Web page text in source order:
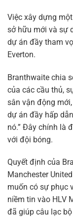
Việc xây dựng
sở hữu mới và sự
dự án đầy tham
Everton.
Branthwaite chia
của các cầu thủ,
sân vận động
dự án đầy hấp
nó.” Đây chính là
với đội bóng.
Quyết định của
Manchester
muốn có sự phục
niềm tin vào HLV
đã giúp câu lạc